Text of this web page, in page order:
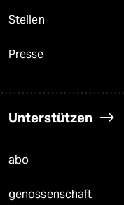
Stellen
Presse
Unterstützen
abo
genossenschaft